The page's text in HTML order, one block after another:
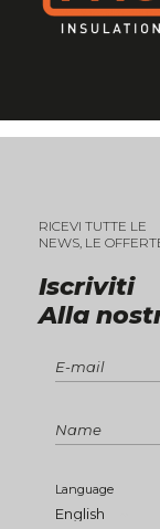
Iscriviti
Alla
RICEVI TUTTE LE
NEWS, LE
Language